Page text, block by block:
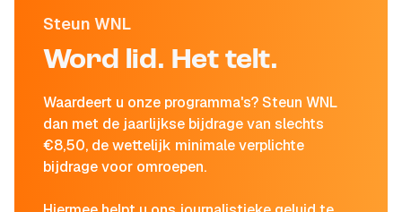
Steun WNL
Word lid. Het telt.
Waardeert u onze programma's? Steun WNL
dan met de jaarlijkse bijdrage van slechts
€8,50, de wettelijk minimale verplichte
bijdrage voor omroepen.